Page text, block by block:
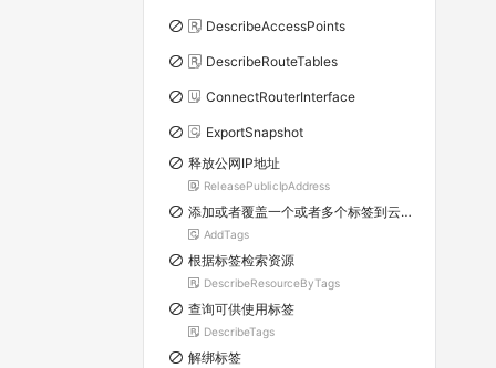
DescribeAccessPoints
DescribeRouteTables
ConnectRouterInterface
ExportSnapshot
释放公网IP地址
ReleasePublicIpAddress
添加或者覆盖一个或者多个标签到云服务器ECS的各项资源上
AddTags
根据标签检索资源
DescribeResourceByTags
查询可供使用标签
DescribeTags
解绑标签